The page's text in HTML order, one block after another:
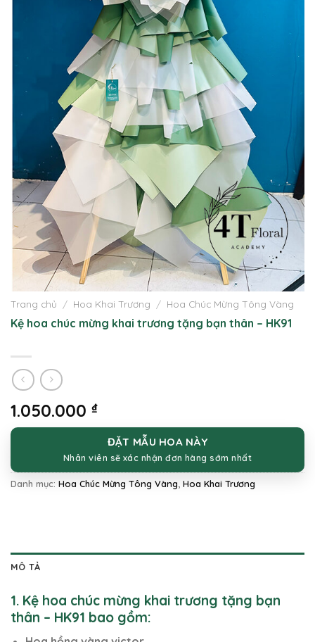
Trang chủ / Hoa Khai Trương / Hoa Chúc Mừng Tông Vàng
Kệ hoa chúc mừng khai trương tặng bạn thân – HK91
1.050.000 ₫
ĐẶT MẪU HOA NÀY
Nhân viên sẽ xác nhận đơn hàng sớm nhất
Danh mục: Hoa Chúc Mừng Tông Vàng, Hoa Khai Trương
MÔ TẢ
1. Kệ hoa chúc mừng khai trương tặng bạn
thân – HK91 bao gồm: